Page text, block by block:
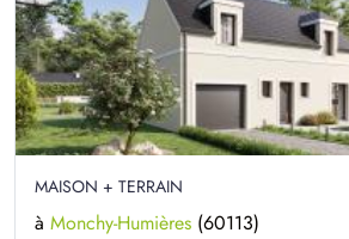
MAISON + TERRAIN
à Monchy-Humières (60113)